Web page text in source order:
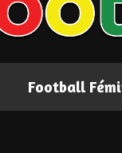
Football